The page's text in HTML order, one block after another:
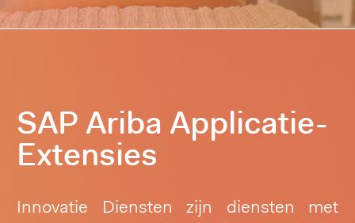
SAP Ariba Applicatie-
Extensies
Innovatie Diensten zijn diensten met